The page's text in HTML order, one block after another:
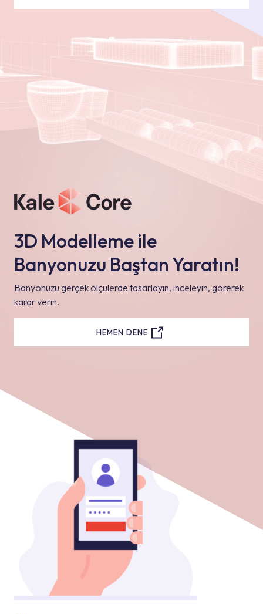
3D Modelleme ile
Banyonuzu Baştan Yaratın!
Banyonuzu gerçek ölçülerde tasarlayın, inceleyin, görerek
karar verin.
HEMEN DENE